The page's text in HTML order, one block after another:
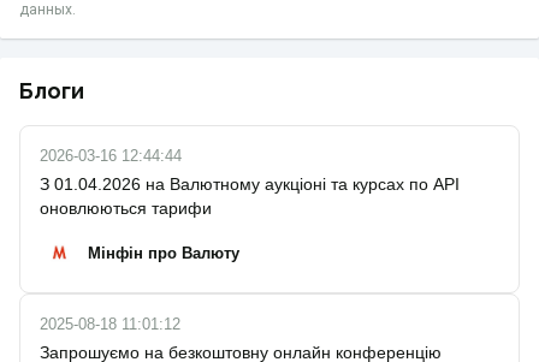
данных.
Блоги
2026-03-16 12:44:44
З 01.04.2026 на Валютному аукціоні та курсах по API
оновлюються тарифи
Мінфін про Валюту
2025-08-18 11:01:12
Запрошуємо на безкоштовну онлайн конференцію